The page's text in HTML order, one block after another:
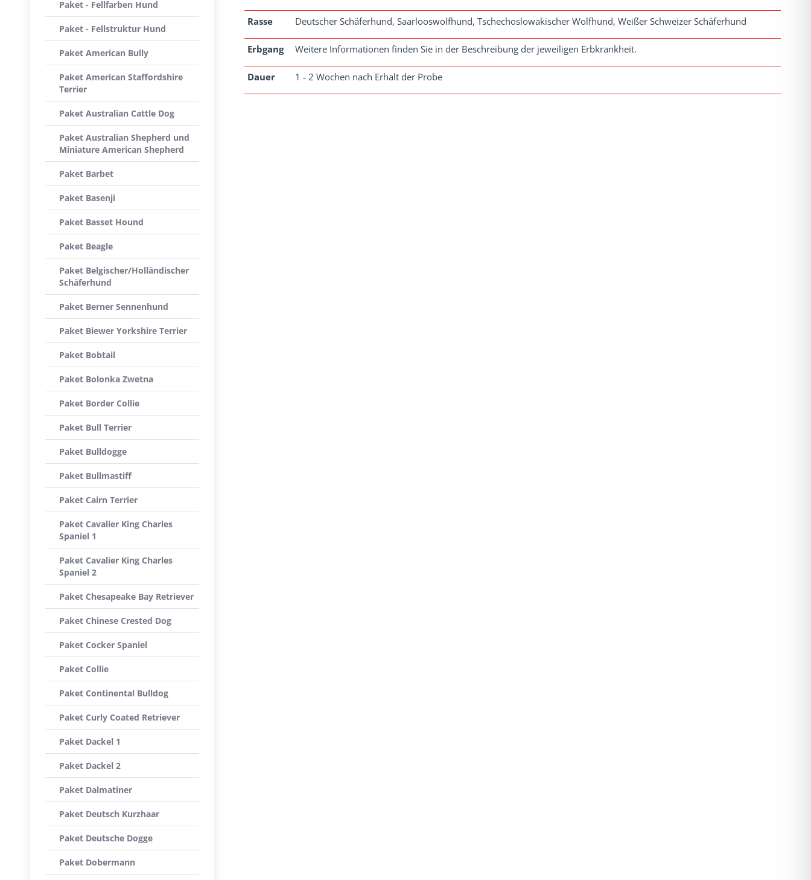
Rasse Deutscher Schäferhund, Saarlooswolfhund, Tschechoslowakischer Wolfhund, Weißer Schweizer Schäferhund
Erbgang Weitere Informationen finden Sie in der Beschreibung der jeweiligen Erbkrankheit.
Dauer 1 - 2 Wochen nach Erhalt der Probe
Paket - Fellfarben Hund
Paket - Fellstruktur Hund
Paket American Bully
Paket American Staffordshire
Terrier
Paket Australian Cattle Dog
Paket Australian Shepherd und
Miniature American Shepherd
Paket Barbet
Paket Basenji
Paket Basset Hound
Paket Beagle
Paket Belgischer/Holländischer
Schäferhund
Paket Berner Sennenhund
Paket Biewer Yorkshire Terrier
Paket Bobtail
Paket Bolonka Zwetna
Paket Border Collie
Paket Bull Terrier
Paket Bulldogge
Paket Bullmastiff
Paket Cairn Terrier
Paket Cavalier King Charles
Spaniel 1
Paket Cavalier King Charles
Spaniel 2
Paket Chesapeake Bay Retriever
Paket Chinese Crested Dog
Paket Cocker Spaniel
Paket Collie
Paket Continental Bulldog
Paket Curly Coated Retriever
Paket Dackel 1
Paket Dackel 2
Paket Dalmatiner
Paket Deutsch Kurzhaar
Paket Deutsche Dogge
Paket Dobermann